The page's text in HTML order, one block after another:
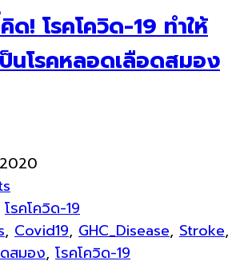
ด! โรคโควิด-19 ทำให้
นโรคหลอดเลือดสมอง
โรคโควิด-19
, Covid19, GHC_Disease, Stroke,
สมอง, โรคโควิด-19